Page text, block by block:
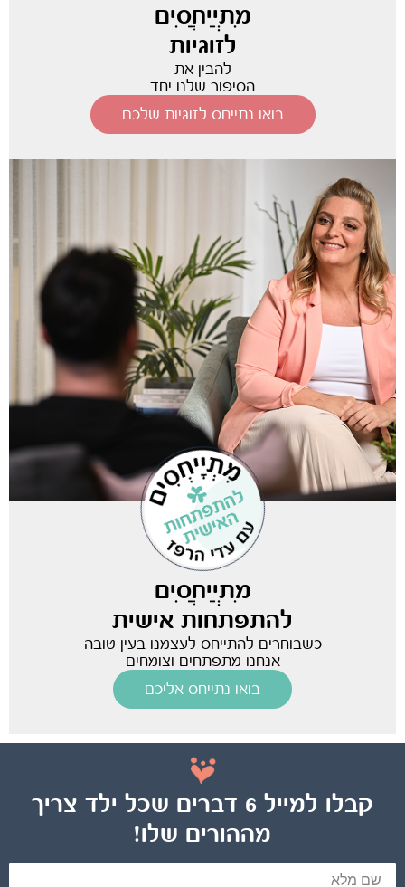
מִתְיַיחֲסִים
לזוגיות
להבין את
הסיפור שלנו יחד
בואו נתייחס לזוגיות שלכם
מִתְיַיחֲסִים
להתפתחות אישית
כשבוחרים להתייחס לעצמנו בעין טובה
אנחנו מתפתחים וצומחים
בואו נתייחס אליכם
קבלו למייל 6 דברים שכל ילד צריך
מההורים שלו!